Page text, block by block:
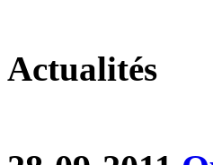
Actualités